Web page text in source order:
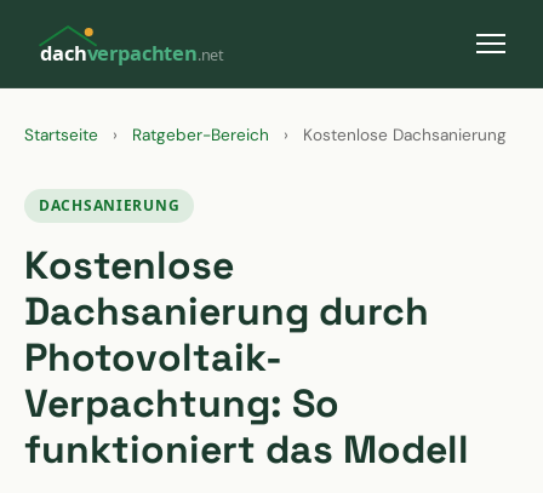
dachverpachten.net
Startseite › Ratgeber-Bereich › Kostenlose Dachsanierung
DACHSANIERUNG
Kostenlose
Dachsanierung durch
Photovoltaik-
Verpachtung: So
funktioniert das Modell